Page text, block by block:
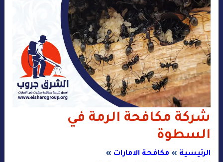
شركة مكافحة الرمة في
السطوة
الرئيسية
مكافحة الامارات